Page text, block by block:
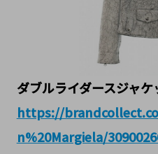
ダブルライダースジャケ
https://
n%20Margiela/